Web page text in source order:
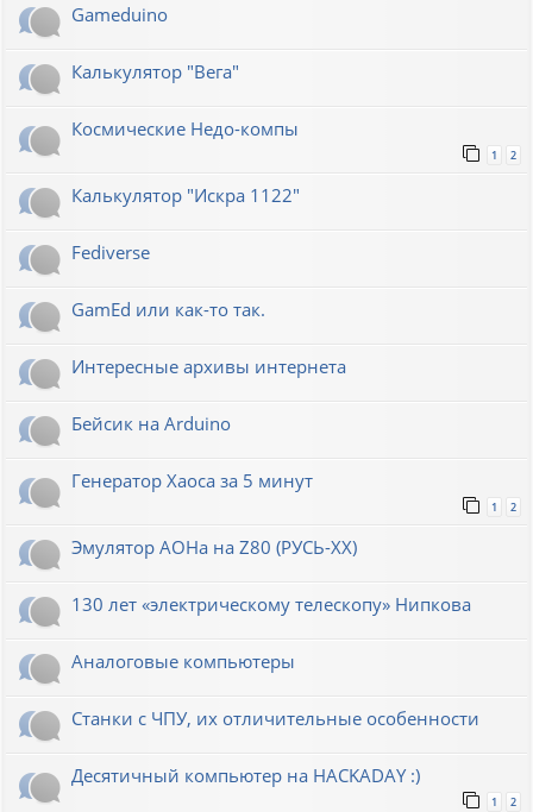
Gameduino
Калькулятор "Вега"
Космические Недо-компы
1 2
Калькулятор "Искра 1122"
Fediverse
GamEd или как-то так.
Интересные архивы интернета
Бейсик на Arduino
Генератор Хаоса за 5 минут
1 2
Эмулятор АОНа на Z80 (РУСЬ-XX)
130 лет «электрическому телескопу» Нипкова
Аналоговые компьютеры
Станки с ЧПУ, их отличительные особенности
Десятичный компьютер на HACKADAY :)
1 2